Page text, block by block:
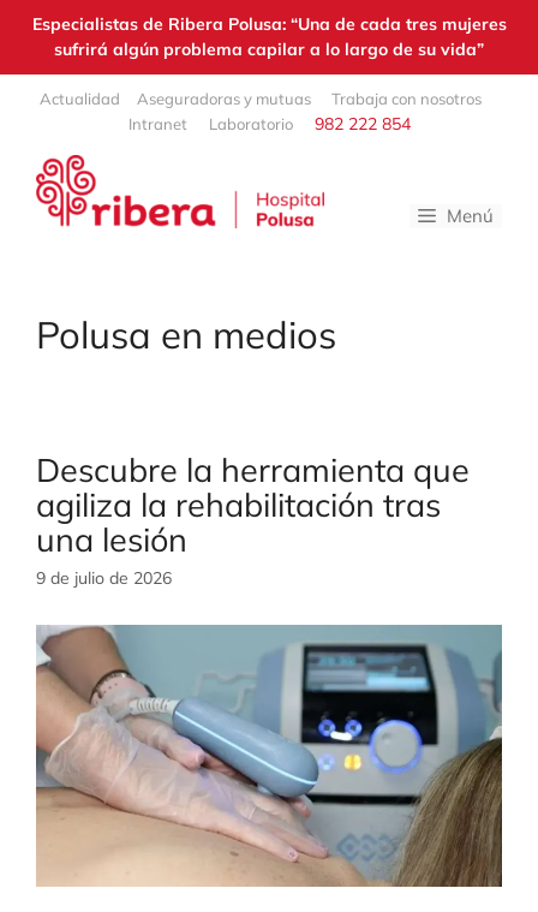
Especialistas de Ribera Polusa: “Una de cada tres mujeres
sufrirá algún problema capilar a lo largo de su vida”
Menú
Actualidad Aseguradoras y mutuas
Trabaja con nosotros
Intranet
Laboratorio 982 222 854
Polusa en medios
Descubre la herramienta que
agiliza la rehabilitación tras
una lesión
9 de julio de 2026